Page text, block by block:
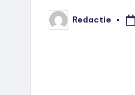
Geplaatst
door
Redactie